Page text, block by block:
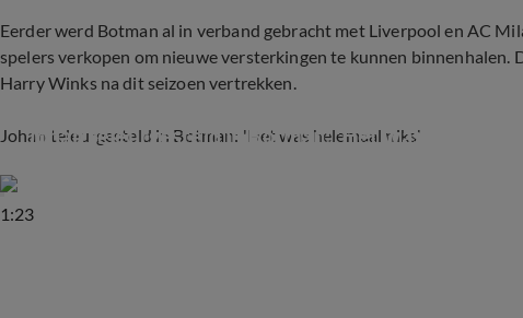
Eerder werd Botman al in verband gebracht met Liverpool en AC
spelers verkopen om nieuwe versterkingen te kunnen binnenhalen.
Harry Winks na dit seizoen vertrekken.
Johan teleurgesteld in Botman: 'Het was helemaal niks'
1:23
Johan teleurgesteld in Botman: 'Het was helemaal